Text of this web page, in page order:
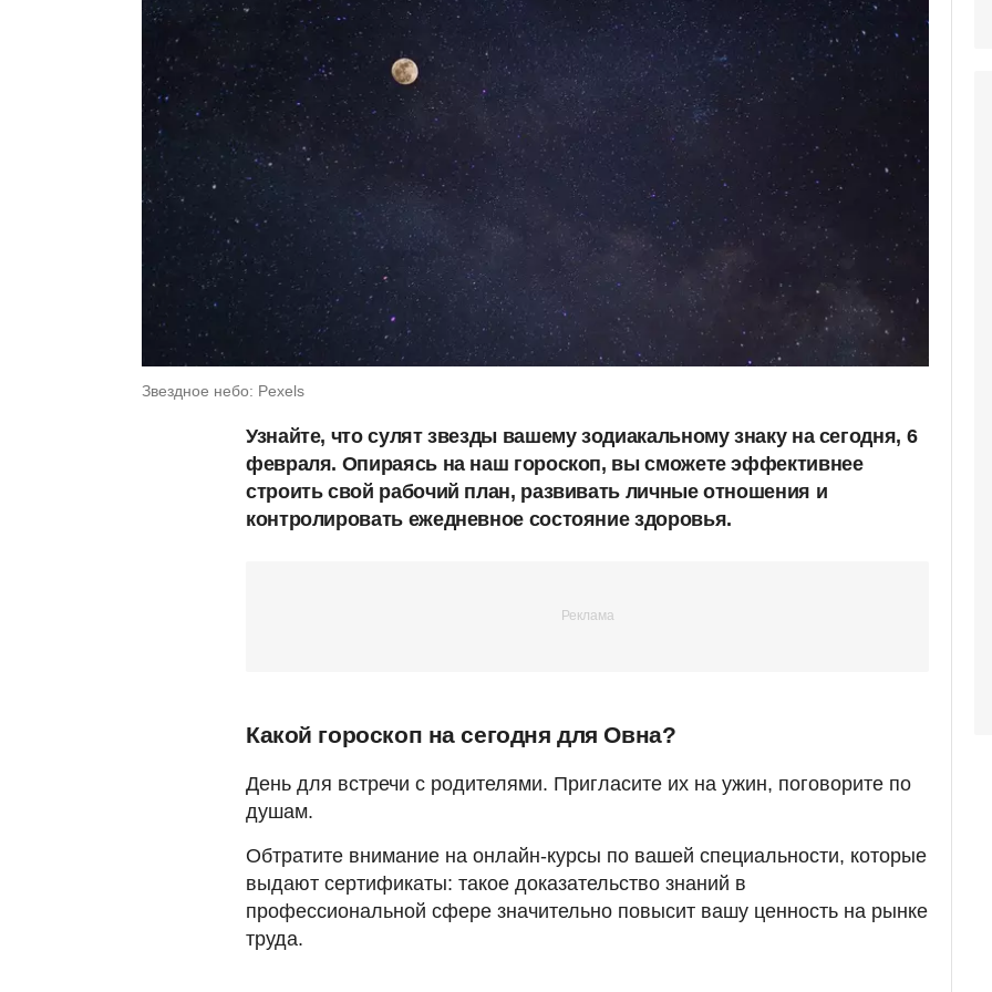
Звездное небо: Pexels
Узнайте, что сулят звезды вашему зодиакальному знаку на сегодня, 6
февраля. Опираясь на наш гороскоп, вы сможете эффективнее
строить свой рабочий план, развивать личные отношения и
контролировать ежедневное состояние здоровья.
Какой гороскоп на сегодня для Овна?
День для встречи с родителями. Пригласите их на ужин, поговорите по
душам.
Обтратите внимание на онлайн-курсы по вашей специальности, которые
выдают сертификаты: такое доказательство знаний в
профессиональной сфере значительно повысит вашу ценность на рынке
труда.